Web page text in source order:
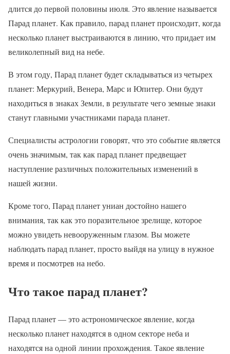
длится до первой половины июля. Это явление называется
Парад планет. Как правило, парад планет происходит, когда
несколько планет выстраиваются в линию, что придает им
великолепный вид на небе.
В этом году, Парад планет будет складываться из четырех
планет: Меркурий, Венера, Марс и Юпитер. Они будут
находиться в знаках Земли, в результате чего земные знаки
станут главными участниками парада планет.
Специалисты астрологии говорят, что это событие является
очень значимым, так как парад планет предвещает
наступление различных положительных изменений в
нашей жизни.
Кроме того, Парад планет униан достойно нашего
внимания, так как это поразительное зрелище, которое
можно увидеть невооруженным глазом. Вы можете
наблюдать парад планет, просто выйдя на улицу в нужное
время и посмотрев на небо.
Что такое парад планет?
Парад планет — это астрономическое явление, когда
несколько планет находятся в одном секторе неба и
находятся на одной линии прохождения. Такое явление